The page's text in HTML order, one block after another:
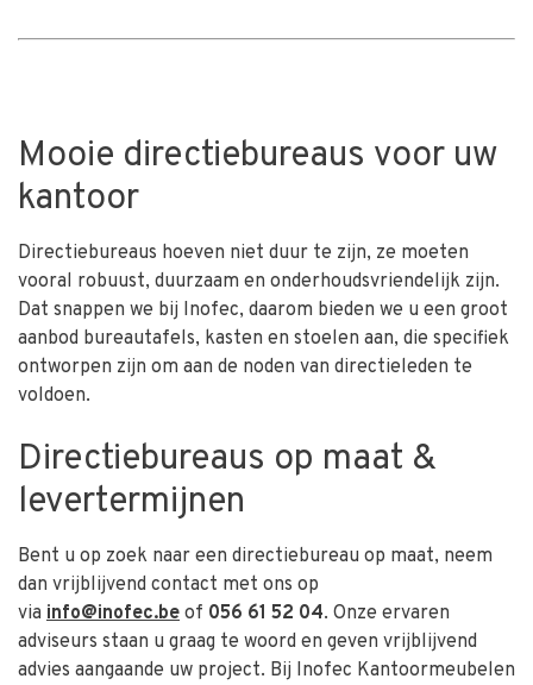
Mooie directiebureaus voor uw
kantoor
Directiebureaus hoeven niet duur te zijn, ze moeten
vooral robuust, duurzaam en onderhoudsvriendelijk zijn.
Dat snappen we bij Inofec, daarom bieden we u een groot
aanbod bureautafels, kasten en stoelen aan, die specifiek
ontworpen zijn om aan de noden van directieleden te
voldoen.
Directiebureaus op maat &
levertermijnen
Bent u op zoek naar een directiebureau op maat, neem
dan vrijblijvend contact met ons op
via info@inofec.be of 056 61 52 04. Onze ervaren
adviseurs staan u graag te woord en geven vrijblijvend
advies aangaande uw project. Bij Inofec Kantoormeubelen